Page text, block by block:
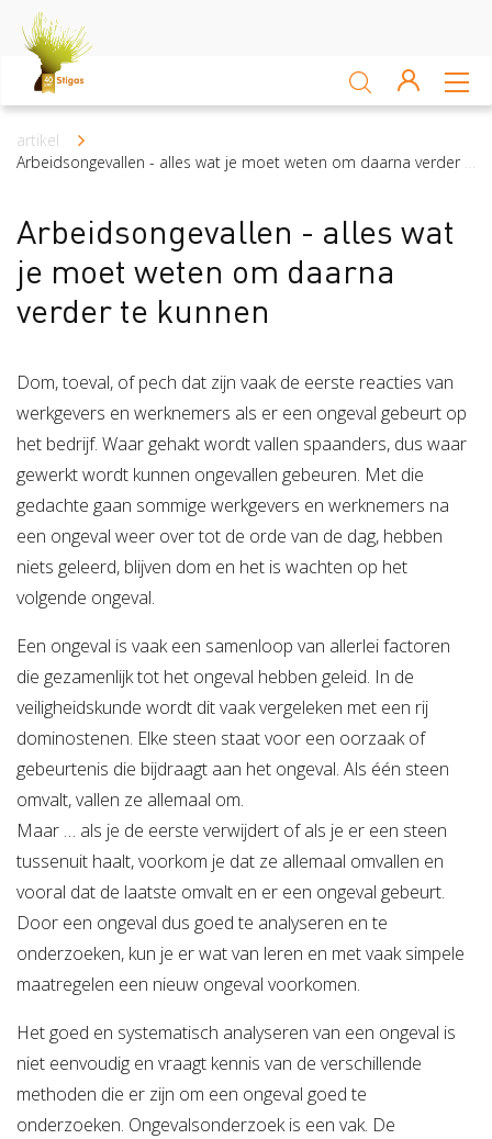
Arbocatalogus
Sectoren
Akkerbouw en vollegrondsteelt
Veiligheid
Risico Inventarisatie & Evaluatie (RIE)
Verzuim
Verzuim
Verzuimbegeleiding Arbopakket seizoenswerker
Vitaliteit
Vitaliteit
Vitaliteitsscan Vertrouwenspersoon
Actueel
Actueel
Over Stigas
3V's van Stigas Aan de slag met Vitaliteit
Sluiten
Kruimelpad
artikel
Arbeidsongevallen - alles wat je moet weten om daarna verder te kunnen
Arbeidsongevallen - alles wat
je moet weten om daarna
verder te kunnen
Dom, toeval, of pech dat zijn vaak de eerste reacties van
werkgevers en werknemers als er een ongeval gebeurt op
het bedrijf. Waar gehakt wordt vallen spaanders, dus waar
gewerkt wordt kunnen ongevallen gebeuren. Met die
gedachte gaan sommige werkgevers en werknemers na
een ongeval weer over tot de orde van de dag, hebben
niets geleerd, blijven dom en het is wachten op het
volgende ongeval.
Een ongeval is vaak een samenloop van allerlei factoren
die gezamenlijk tot het ongeval hebben geleid. In de
veiligheidskunde wordt dit vaak vergeleken met een rij
dominostenen. Elke steen staat voor een oorzaak of
gebeurtenis die bijdraagt aan het ongeval. Als één steen
omvalt, vallen ze allemaal om.
Maar … als je de eerste verwijdert of als je er een steen
tussenuit haalt, voorkom je dat ze allemaal omvallen en
vooral dat de laatste omvalt en er een ongeval gebeurt.
Door een ongeval dus goed te analyseren en te
onderzoeken, kun je er wat van leren en met vaak simpele
maatregelen een nieuw ongeval voorkomen.
Het goed en systematisch analyseren van een ongeval is
niet eenvoudig en vraagt kennis van de verschillende
methoden die er zijn om een ongeval goed te
onderzoeken. Ongevalsonderzoek is een vak. De